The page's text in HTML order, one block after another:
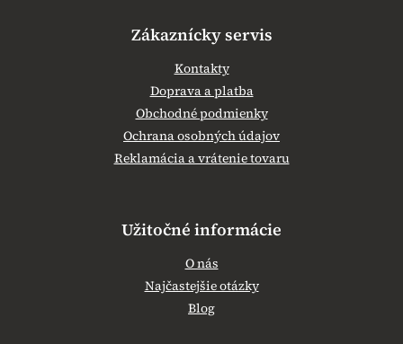
Zákaznícky servis
Kontakty
Doprava a platba
Obchodné podmienky
Ochrana osobných údajov
Reklamácia a vrátenie tovaru
Užitočné informácie
O nás
Najčastejšie otázky
Blog